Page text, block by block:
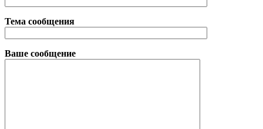
Тема сообщения
Ваше сообщение